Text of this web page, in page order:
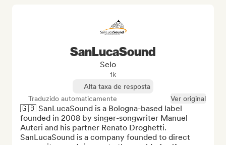
SanLucaSound
Selo
1k
Alta taxa de resposta
Traduzido automaticamente
Ver original
🇬🇧 SanLucaSound is a Bologna-based label
founded in 2008 by singer-songwriter Manuel
Auteri and his partner Renato Droghetti.
SanLucaSound is a company founded to direct